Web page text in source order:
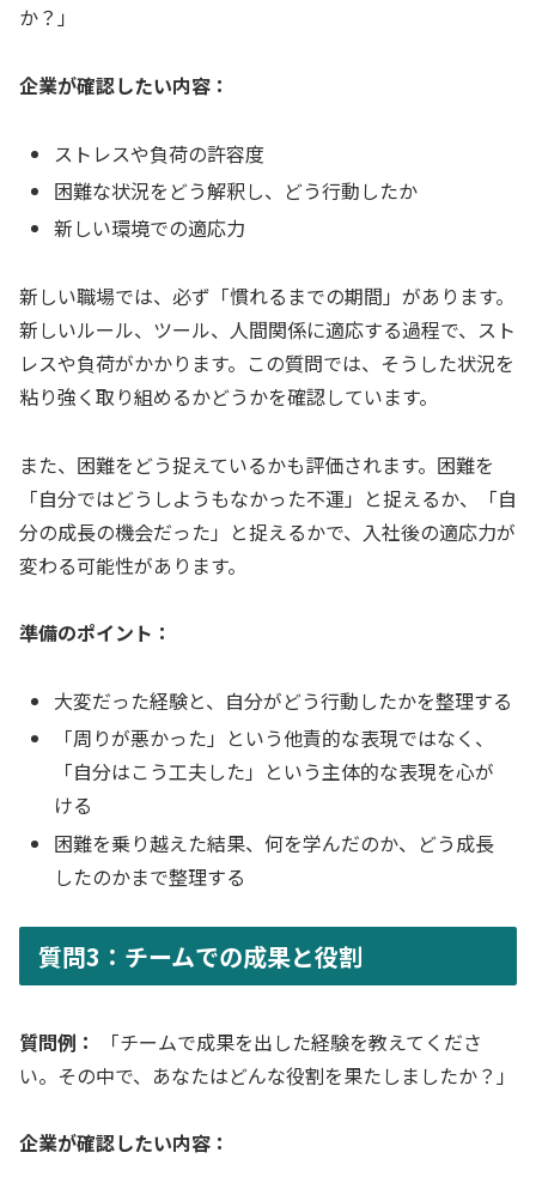
か？」
企業が確認したい内容：
ストレスや負荷の許容度
困難な状況をどう解釈し、どう行動したか
新しい環境での適応力
新しい職場では、必ず「慣れるまでの期間」があります。
新しいルール、ツール、人間関係に適応する過程で、スト
レスや負荷がかかります。この質問では、そうした状況を
粘り強く取り組めるかどうかを確認しています。
また、困難をどう捉えているかも評価されます。困難を
「自分ではどうしようもなかった不運」と捉えるか、「自
分の成長の機会だった」と捉えるかで、入社後の適応力が
変わる可能性があります。
準備のポイント：
大変だった経験と、自分がどう行動したかを整理する
「周りが悪かった」という他責的な表現ではなく、
「自分はこう工夫した」という主体的な表現を心が
ける
困難を乗り越えた結果、何を学んだのか、どう成長
したのかまで整理する
質問3：チームでの成果と役割
質問例：
「チームで成果を出した経験を教えてくださ
い。その中で、あなたはどんな役割を果たしましたか？」
企業が確認したい内容：